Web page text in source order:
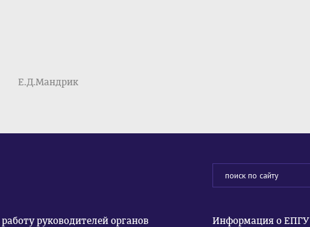
руководителей органов
Информация о ЕПГУ